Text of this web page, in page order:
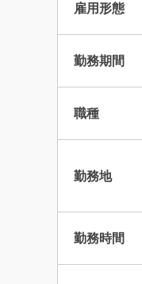
雇用形態
勤務期間
職種
勤務地
勤務時間